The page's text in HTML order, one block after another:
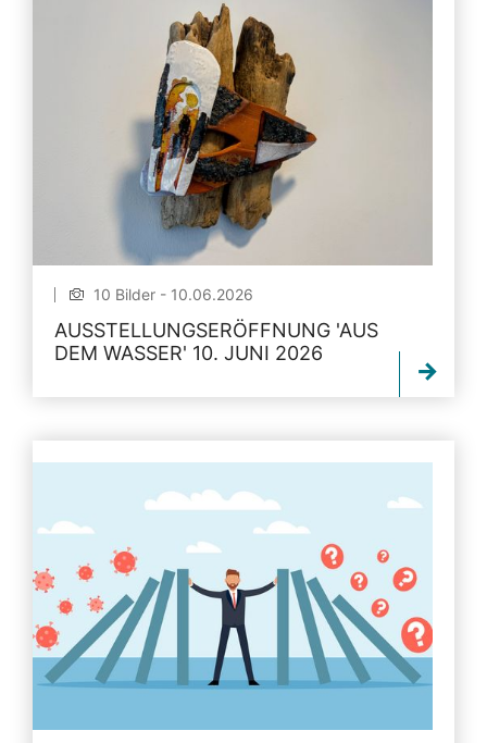
10 Bilder - 10.06.2026
AUSSTELLUNGSERÖFFNUNG 'AUS
DEM WASSER' 10. JUNI 2026